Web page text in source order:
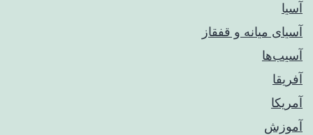
آسیا
آسیای میانه و قفقاز
آسیب‌ها
آفریقا
آمریکا
آموزش